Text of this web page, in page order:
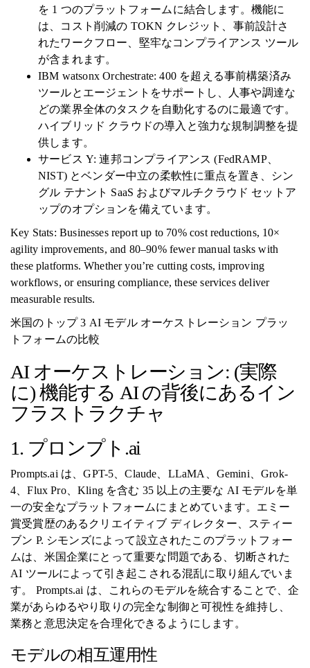
を 1 つのプラットフォームに結合します。機能に
は、コスト削減の TOKN クレジット、事前設計さ
れたワークフロー、堅牢なコンプライアンス ツール
が含まれます。
IBM watsonx Orchestrate: 400 を超える事前構築済み
ツールとエージェントをサポートし、人事や調達な
どの業界全体のタスクを自動化するのに最適です。
ハイブリッド クラウドの導入と強力な規制調整を提
供します。
サービス Y: 連邦コンプライアンス (FedRAMP、
NIST) とベンダー中立の柔軟性に重点を置き、シン
グル テナント SaaS およびマルチクラウド セットア
ップのオプションを備えています。
Key Stats: Businesses report up to 70% cost reductions, 10×
agility improvements, and 80–90% fewer manual tasks with
these platforms. Whether you’re cutting costs, improving
workflows, or ensuring compliance, these services deliver
measurable results.
米国のトップ 3 AI モデル オーケストレーション プラッ
トフォームの比較
AI オーケストレーション: (実際
に) 機能する AI の背後にあるイン
フラストラクチャ
1. プロンプト.ai
Prompts.ai は、GPT-5、Claude、LLaMA、Gemini、Grok-
4、Flux Pro、Kling を含む 35 以上の主要な AI モデルを単
一の安全なプラットフォームにまとめています。エミー
賞受賞歴のあるクリエイティブ ディレクター、スティー
ブン P. シモンズによって設立されたこのプラットフォー
ムは、米国企業にとって重要な問題である、切断された
AI ツールによって引き起こされる混乱に取り組んでいま
す。 Prompts.ai は、これらのモデルを統合することで、企
業があらゆるやり取りの完全な制御と可視性を維持し、
業務と意思決定を合理化できるようにします。
モデルの相互運用性